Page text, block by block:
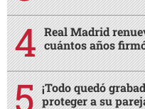
Real Madrid
cuántos años
¡Todo quedó
proteger a su